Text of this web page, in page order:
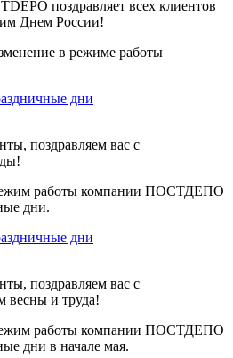
поздравляет всех клиентов
Днем России!
в режиме работы
дни
поздравляем вас с
работы компании ПОСТДЕПО
дни.
дни
поздравляем вас с
весны и труда!
работы компании ПОСТДЕПО
дни в начале мая.